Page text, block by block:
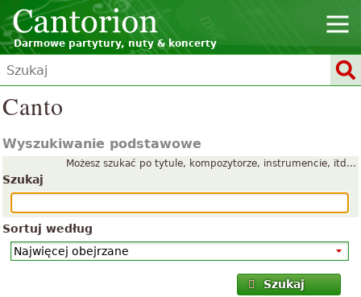
Darmowe partytury, nuty & koncerty
Canto
Wyszukiwanie podstawowe
Możesz szukać po tytule, kompozytorze, instrumencie, itd...
Szukaj
Sortuj według
Szukaj